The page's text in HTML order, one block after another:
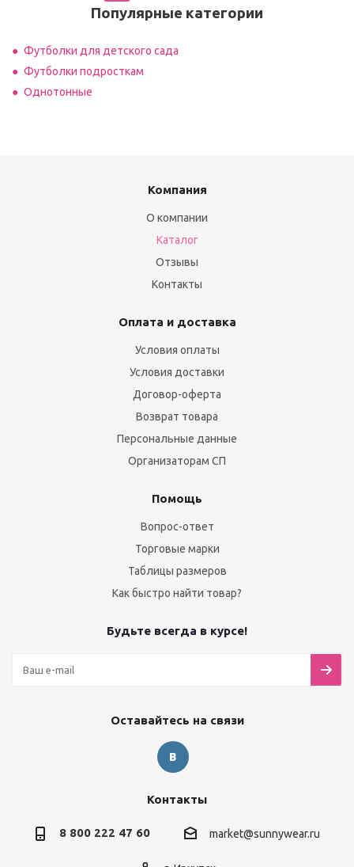
Популярные категории
Футболки для детского сада
Футболки подросткам
Однотонные
Компания
О компании
Каталог
Отзывы
Контакты
Оплата и доставка
Условия оплаты
Условия доставки
Договор-оферта
Возврат товара
Персональные данные
Организаторам СП
Помощь
Вопрос-ответ
Торговые марки
Таблицы размеров
Как быстро найти товар?
Будьте всегда в курсе!
Оставайтесь на связи
Контакты
8 800 222 47 60 market@sunnywear.ru